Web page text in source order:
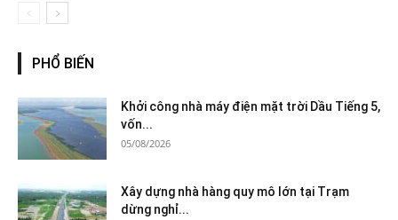
PHỔ BIẾN
Khởi công nhà máy điện mặt trời Dầu Tiếng 5,
vốn...
05/08/2026
Xây dựng nhà hàng quy mô lớn tại Trạm
dừng nghỉ...